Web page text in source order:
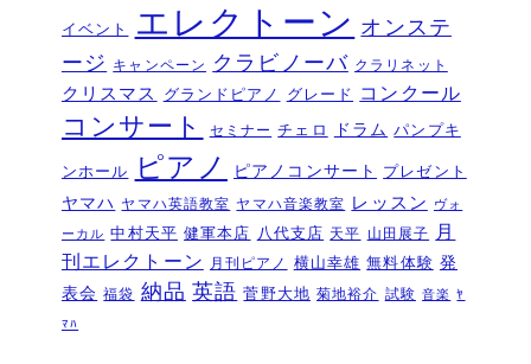
夏のおトクなキャンペーン・・・その
１
2026年6月11日
ピアノを購入するなら今！『ひと足早
いサマーセール』6/14～7/12
2026年6月7
ピアノ・アドヴェンチャー研究会発表
会を実施しました～🎵
新入会おめでとう！コンサートを実施
しました～～🎵 2026年5月2日
イベント エレクトーン オンステ
ージ
キャンペーン クラビノーバ クラリネット
クリスマス グランドピアノ グレード コンクール
コンサート セミナー チェロ ドラム パンプキ
ンホール ピアノ ピアノコンサート プレゼント
ヤマハ ヤマハ英語教室 ヤマハ音楽教室 レッスン ヴォ
ーカル 中村天平 健軍本店 八代支店 天平 山田展子
月
刊エレクトーン
月刊ピアノ 横山幸雄 無料体験 発
表会 福袋 納品 英語 菅野大地 菊地裕介 試験 音楽 ﾔ
ﾏﾊ